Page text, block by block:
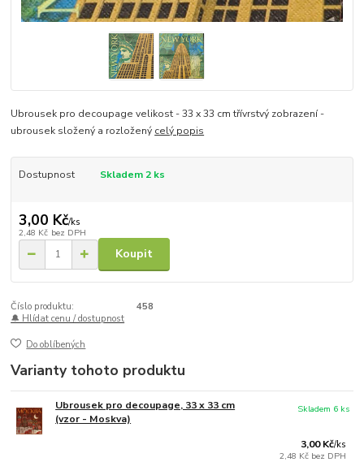
Ubrousek pro decoupage velikost - 33 x 33 cm třívrstvý zobrazení -
ubrousek složený a rozložený celý popis
Dostupnost Skladem 2 ks
3,00 Kč/ks
2,48 Kč bez DPH
Koupit
Číslo produktu:
458
🔔 Hlídat cenu / dostupnost
Do oblíbených
Varianty tohoto produktu
Ubrousek pro decoupage, 33 x 33 cm
(vzor - Moskva)
3,00 Kč/ks
2,48 Kč bez DPH
Skladem 6 ks